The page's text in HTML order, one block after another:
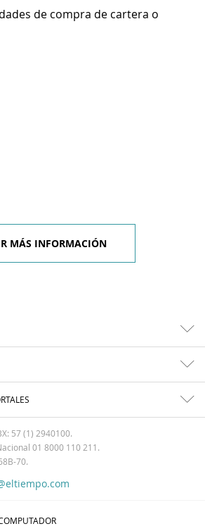
de compra de cartera o
MÁS INFORMACIÓN
57 (1) 2940100.
01 8000 110 211.
70.